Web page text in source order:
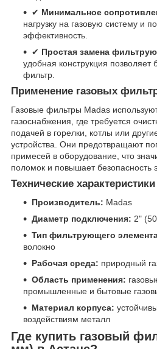
✔ Минимальное
нагрузку на газовую систему и
эффективность.
✔ Простая замена
удобная конструкция позволяет
фильтр.
Применение газовых
Газовые фильтры Madas
газоснабжения, где требуется
подачей в горелки, котлы или
устройства. Они предотвращают
примесей в оборудование, что
поломок и повышает безопасность
Технические характеристики
Производитель: Madas
Диаметр подключения: 2"
Тип фильтрующего
волокно
Рабочая среда: природный
Область применения:
промышленные и бытовые
Материал корпуса:
воздействиям металл
Где купить газовый